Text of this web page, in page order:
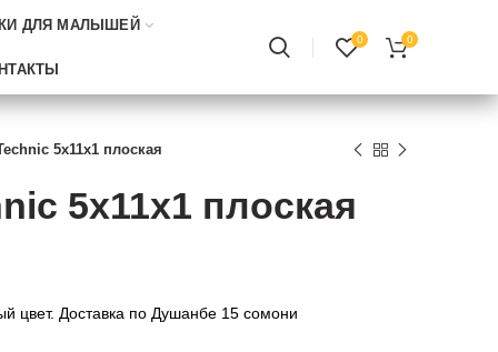
ДЛЯ МАЛЫШЕЙ
0 0
5x11x1 плоская
5x11x1 плоская
цвет. Доставка по Душанбе 15 сомони